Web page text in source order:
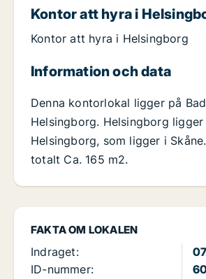
FAKTA OM LOKALEN
Indraget:
ID-nummer:
Kontor att hyra i
Kontor att hyra i Helsingborg
Information och data
Denna kontorlokal ligger på
Helsingborg. Helsingborg
Helsingborg, som ligger i
totalt Ca. 165 m2.